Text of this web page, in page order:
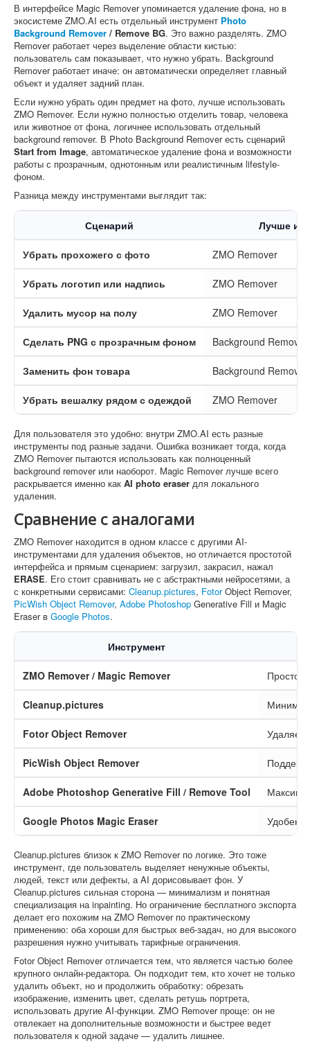
В интерфейсе Magic Remover упоминается удаление фона, но в
экосистеме ZMO.AI есть отдельный инструмент Photo
Background Remover / Remove BG. Это важно разделять. ZMO
Remover работает через выделение области кистью:
пользователь сам показывает, что нужно убрать. Background
Remover работает иначе: он автоматически определяет главный
объект и удаляет задний план.
Если нужно убрать один предмет на фото, лучше использовать
ZMO Remover. Если нужно полностью отделить товар, человека
или животное от фона, логичнее использовать отдельный
background remover. В Photo Background Remover есть сценарий
Start from Image, автоматическое удаление фона и возможности
работы с прозрачным, однотонным или реалистичным lifestyle-
фоном.
Разница между инструментами выглядит так:
Сценарий Лучше
Убрать прохожего с фото ZMO Remover
Убрать логотип или надпись ZMO Remover
Удалить мусор на полу ZMO Remover
Сделать PNG с прозрачным фоном Background Remover
Заменить фон товара Background
Убрать вешалку рядом с одеждой ZMO Remover
Для пользователя это удобно: внутри ZMO.AI есть разные
инструменты под разные задачи. Ошибка возникает тогда, когда
ZMO Remover пытаются использовать как полноценный
background remover или наоборот. Magic Remover лучше всего
раскрывается именно как AI photo eraser для локального
удаления.
Сравнение с аналогами
ZMO Remover находится в одном классе с другими AI-
инструментами для удаления объектов, но отличается простотой
интерфейса и прямым сценарием: загрузил, закрасил, нажал
ERASE. Его стоит сравнивать не с абстрактными нейросетями, а
с конкретными сервисами: Cleanup.pictures, FotorObject Remover,
PicWish Object Remover, Adobe Photoshop Generative Fill и Magic
Eraser в Google Photos.
Инструмент
ZMO Remover / Magic Remover Простой
Cleanup.pictures
Fotor Object Remover Удаляет
PicWish Object Remover
Adobe Photoshop Generative Fill / Remove Tool
Google Photos Magic Eraser Удобен
Cleanup.pictures близок к ZMO Remover по логике. Это тоже
инструмент, где пользователь выделяет ненужные объекты,
людей, текст или дефекты, а AI дорисовывает фон. У
Cleanup.pictures сильная сторона — минимализм и понятная
специализация на inpainting. Но ограничение бесплатного экспорта
делает его похожим на ZMO Remover по практическому
применению: оба хороши для быстрых веб-задач, но для высокого
разрешения нужно учитывать тарифные ограничения.
Fotor Object Remover отличается тем, что является частью более
крупного онлайн-редактора. Он подходит тем, кто хочет не только
удалить объект, но и продолжить обработку: обрезать
изображение, изменить цвет, сделать ретушь портрета,
использовать другие AI-функции. ZMO Remover проще: он не
отвлекает на дополнительные возможности и быстрее ведет
пользователя к одной задаче — удалить лишнее.